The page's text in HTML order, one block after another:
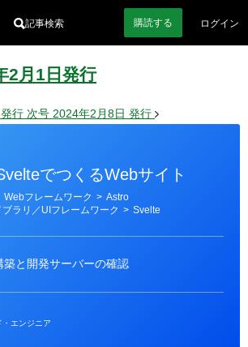
記事検索 購読する ログイン
2 月 1 日 発行
発行 次号 2024年2月8日 発行
でつくるWebサイト
Webフレームワーク > Astro
ブラリ／UIフレームワーク > Svelte
築と開発サーバーの確認
・エンジニア